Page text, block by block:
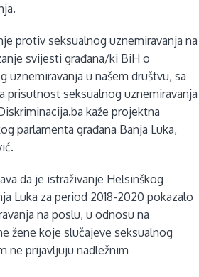
protiv seksualnog uznemiravanja na
svijesti građana/ki BiH o
uznemiravanja u našem društvu, sa
prisutnost seksualnog uznemiravanja
kaže projektna
parlamenta građana Banja Luka,
da je istraživanje Helsinškog
Luka za period 2018-2020 pokazalo
na poslu, u odnosu na
žene koje slučajeve seksualnog
ne prijavljuju nadležnim